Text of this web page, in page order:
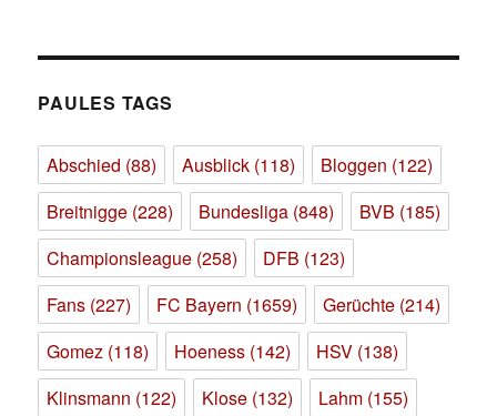
PAULES TAGS
Abschied (88) Ausblick (118) Bloggen (122)
Breitnigge (228) Bundesliga (848) BVB (185)
Championsleague (258) DFB (123)
Fans (227) FC Bayern (1659) Gerüchte (214)
Gomez (118) Hoeness (142) HSV (138)
Klinsmann (122) Klose (132) Lahm (155)